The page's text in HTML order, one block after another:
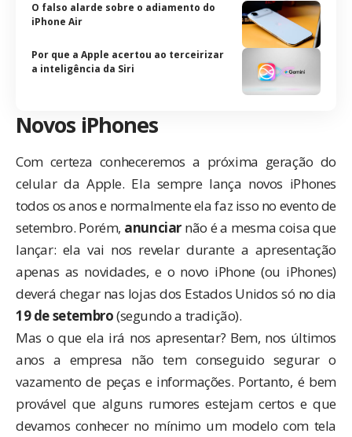
O falso alarde sobre o adiamento do
iPhone Air
Por que a Apple acertou ao terceirizar
a inteligência da Siri
Novos iPhones
Com certeza conheceremos a próxima geração do
celular da Apple. Ela sempre lança novos iPhones
todos os anos e normalmente ela faz isso no evento de
setembro. Porém, anunciarnão é a mesma coisa que
lançar: ela vai nos revelar durante a apresentação
apenas as novidades, e o novo iPhone (ou iPhones)
deverá chegar nas lojas dos Estados Unidos só no dia
19 de setembro(segundo a tradição).
Mas o que ela irá nos apresentar? Bem, nos últimos
anos a empresa não tem conseguido segurar o
vazamento de peças e informações. Portanto, é bem
provável que alguns rumores estejam certos e que
devamos conhecer no mínimo um modelo com tela